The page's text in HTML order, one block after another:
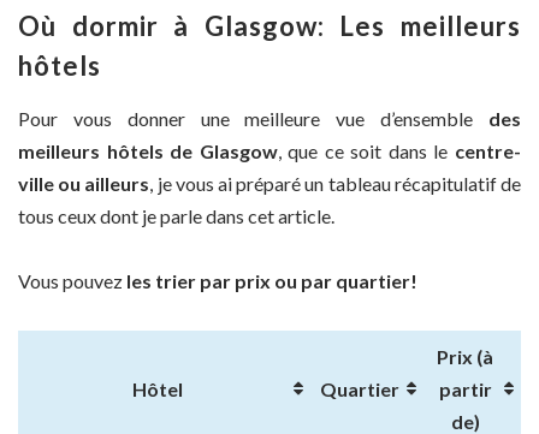
Où dormir à Glasgow: Les meilleurs
hôtels
Pour vous donner une meilleure vue d’ensemble des
meilleurs hôtels de Glasgow, que ce soit dans le centre-
ville ou ailleurs, je vous ai préparé un tableau récapitulatif de
tous ceux dont je parle dans cet article.
Vous pouvez les trier par prix ou par quartier!
Hôtel Quartier
Prix (à
partir
de)